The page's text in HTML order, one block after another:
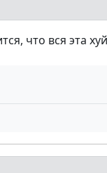
что вся эта